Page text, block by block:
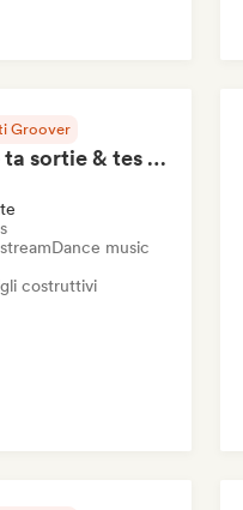
Groover
Booste ta sortie & tes streams en 1h de Coaching
Dance music
costruttivi